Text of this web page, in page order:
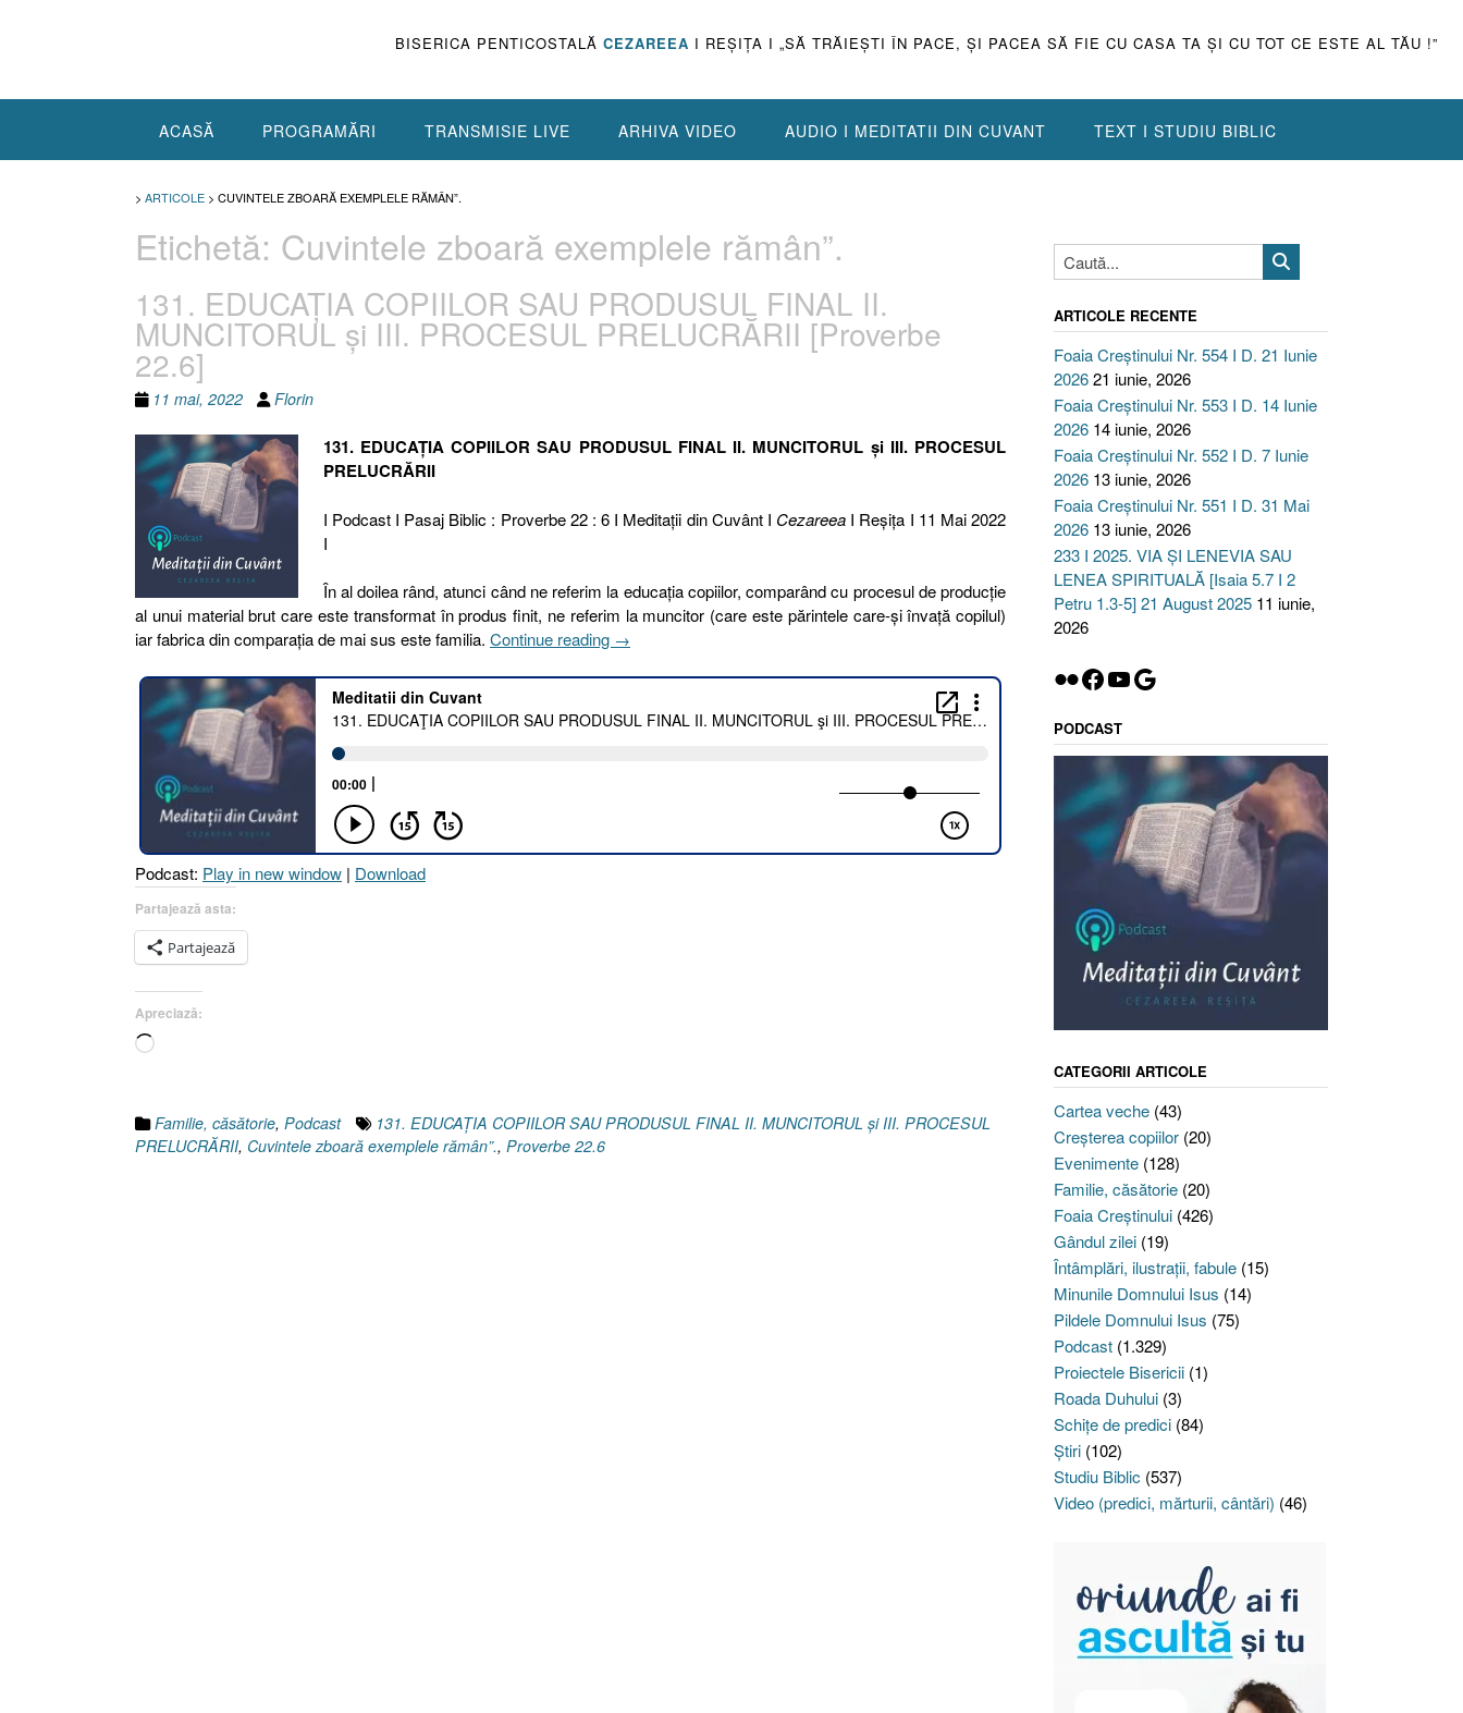
BISERICA PENTICOSTALĂ CEZAREEA I REŞIŢA I „SĂ TRĂIEŞTI ÎN PACE, ŞI PACEA SĂ FIE CU CASA TA ŞI CU TOT CE ESTE AL TĂU !”
ACASĂ PROGRAMĂRI TRANSMISIE LIVE ARHIVA VIDEO AUDIO I MEDITATII DIN CUVANT TEXT I STUDIU BIBLIC
> ARTICOLE > CUVINTELE ZBOARĂ EXEMPLELE RĂMÂN”.
Etichetă: Cuvintele zboară exemplele rămân”.
131. EDUCAŢIA COPIILOR SAU PRODUSUL FINAL II.
MUNCITORUL şi III. PROCESUL PRELUCRĂRII [Proverbe
22.6]
11 mai, 2022 Florin
131. EDUCAŢIA COPIILOR SAU PRODUSUL FINAL II. MUNCITORUL şi III. PROCESUL
PRELUCRĂRII
I Podcast I Pasaj Biblic : Proverbe 22 : 6 I Meditaţii din Cuvânt I Cezareea I Reşiţa I 11 Mai 2022
I
În al doilea rând, atunci când ne referim la educaţia copiilor, comparând cu procesul de producţie
al unui material brut care este transformat în produs finit, ne referim la muncitor (care este părintele care-şi învaţă copilul)
iar fabrica din comparaţia de mai sus este familia. Continue reading „131.
COPIILOR
SAU
PRODUSUL
III.
→
Podcast: Play in new window | Download
Partajează asta:
Partajează
Apreciază:
Încarc...
Familie, căsătorie, Podcast
131. EDUCAŢIA COPIILOR SAU PRODUSUL FINAL II. MUNCITORUL şi III. PROCESUL
PRELUCRĂRII, Cuvintele zboară exemplele rămân”., Proverbe 22.6
ARTICOLE RECENTE
Foaia Creștinului Nr. 554 I D. 21 Iunie
202621 iunie, 2026
Foaia Creștinului Nr. 553 I D. 14 Iunie
2026 14 iunie, 2026
Foaia Creștinului Nr. 552 I D. 7 Iunie
2026 13 iunie, 2026
Foaia Creștinului Nr. 551 I D. 31 Mai
2026 13 iunie, 2026
233 I 2025. VIA ȘI LENEVIA SAU
LENEA SPIRITUALĂ [Isaia 5.7 I 2
Petru 1.3-5] 21 August 2025 11 iunie,
2026
Flickr
Facebook
YouTube
Google
PODCAST
CATEGORII ARTICOLE
Cartea veche(43)
Creşterea copiilor(20)
Evenimente(128)
Familie, căsătorie(20)
Foaia Creştinului(426)
Gândul zilei(19)
Întâmplări, ilustraţii, fabule(15)
Minunile Domnului Isus (14)
Pildele Domnului Isus (75)
Podcast(1.329)
Proiectele Bisericii(1)
Roada Duhului(3)
Schiţe de predici(84)
Ştiri(102)
Studiu Biblic (537)
Video (predici, mărturii, cântări) (46)